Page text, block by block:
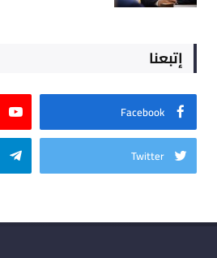
إتبعنا
Facebook
Twitter